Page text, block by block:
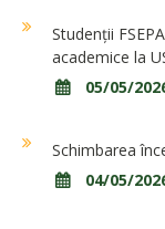
Studenții
academice la
05/05/
Schimbarea
04/05/